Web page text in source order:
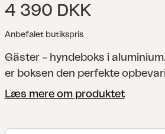
4 390 DKK
Anbefalet butikspris
Gäster – hyndeboks i
er boksen den perfekte
hjulene på den ene side gør den
Læs mere om produktet